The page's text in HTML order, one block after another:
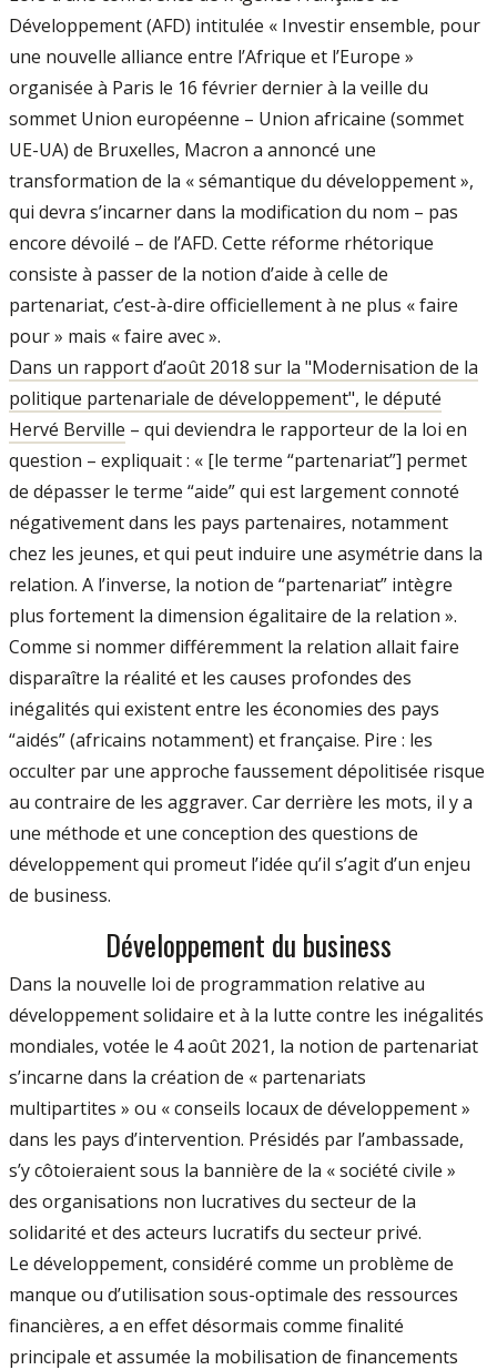
Développement (AFD) intitulée « Investir ensemble, pour
une nouvelle alliance entre l’Afrique et l’Europe »
organisée à Paris le 16 février dernier à la veille du
sommet Union européenne – Union africaine (sommet
UE-UA) de Bruxelles, Macron a annoncé une
transformation de la « sémantique du développement »,
qui devra s’incarner dans la modification du nom – pas
encore dévoilé – de l’AFD. Cette réforme rhétorique
consiste à passer de la notion d’aide à celle de
partenariat, c’est-à-dire officiellement à ne plus « faire
pour » mais « faire avec ».
Dans un rapport d’août 2018 sur la "Modernisation de la
politique partenariale de développement", le député
Hervé Berville – qui deviendra le rapporteur de la loi en
question – expliquait : « [le terme “partenariat”] permet
de dépasser le terme “aide” qui est largement connoté
négativement dans les pays partenaires, notamment
chez les jeunes, et qui peut induire une asymétrie dans la
relation. A l’inverse, la notion de “partenariat” intègre
plus fortement la dimension égalitaire de la relation ».
Comme si nommer différemment la relation allait faire
disparaître la réalité et les causes profondes des
inégalités qui existent entre les économies des pays
“aidés” (africains notamment) et française. Pire : les
occulter par une approche faussement dépolitisée risque
au contraire de les aggraver. Car derrière les mots, il y a
une méthode et une conception des questions de
développement qui promeut l’idée qu’il s’agit d’un enjeu
de business.
Développement du business
Dans la nouvelle loi de programmation relative au
développement solidaire et à la lutte contre les inégalités
mondiales, votée le 4 août 2021, la notion de partenariat
s’incarne dans la création de « partenariats
multipartites » ou « conseils locaux de développement »
dans les pays d’intervention. Présidés par l’ambassade,
s’y côtoieraient sous la bannière de la « société civile »
des organisations non lucratives du secteur de la
solidarité et des acteurs lucratifs du secteur privé.
Le développement, considéré comme un problème de
manque ou d’utilisation sous-optimale des ressources
financières, a en effet désormais comme finalité
principale et assumée la mobilisation de financements